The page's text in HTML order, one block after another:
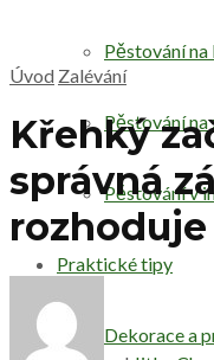
Pěstování
Pěstování na
Pěstování v
Praktické tipy
Dekorace a
Úvod Zalévání
Křehký
správná